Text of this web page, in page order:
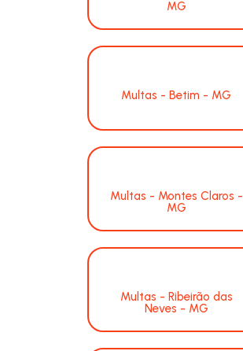
MG
Multas - Betim - MG
Multas - Montes Claros -
MG
Multas - Ribeirão das
Neves - MG